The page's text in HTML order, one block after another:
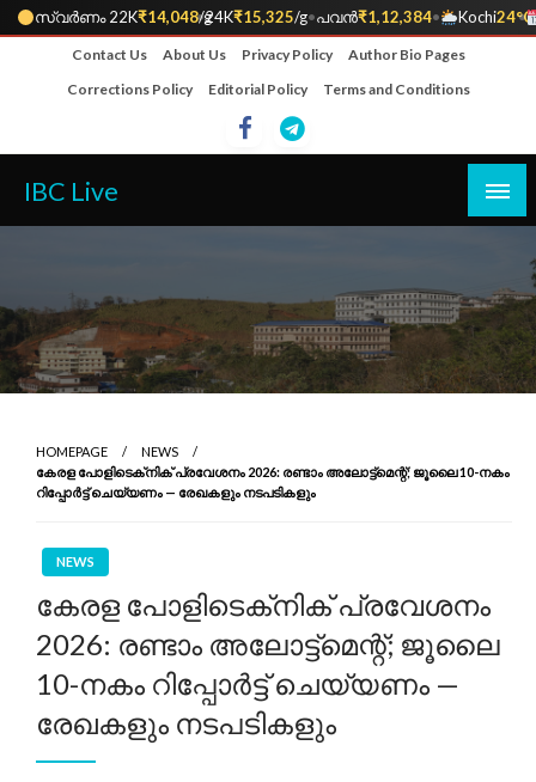
സ്വർണം 22K₹14,048/g
•24K₹15,325/g•പവൻ₹1,12,384• Kochi24°C
•
Contact Us About Us Privacy Policy
Author Bio Pages
Corrections Policy
Editorial Policy Terms and Conditions
IBC Live
HOMEPAGE
NEWS
കേരള പോളിടെക്‌നിക് പ്രവേശനം 2026: രണ്ടാം അലോട്ട്‌മെന്റ്; ജൂലൈ 10-നകം
റിപ്പോർട്ട് ചെയ്യണം — രേഖകളും നടപടികളും
NEWS
കേരള പോളിടെക്‌നിക് പ്രവേശനം
2026: രണ്ടാം അലോട്ട്‌മെന്റ്; ജൂലൈ
10-നകം റിപ്പോർട്ട് ചെയ്യണം —
രേഖകളും നടപടികളും